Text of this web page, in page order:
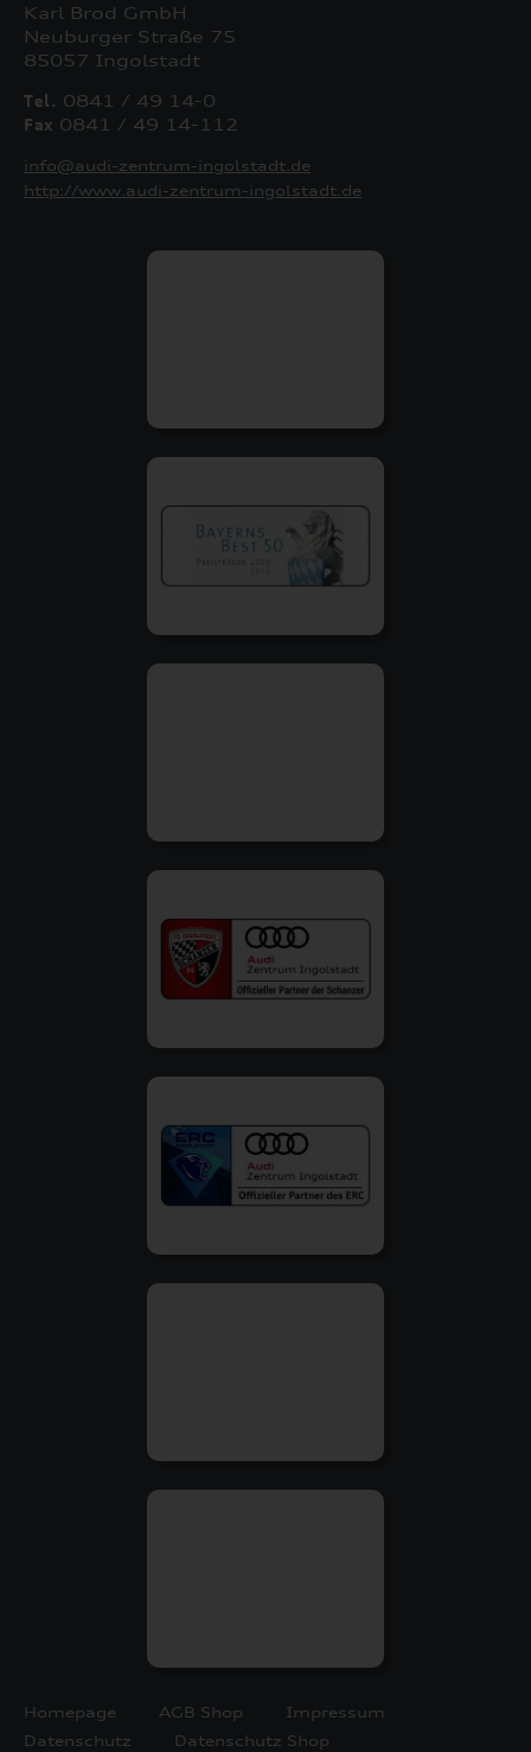
Karl Brod GmbH
Neuburger Straße 75
85057 Ingolstadt
Tel. 0841 / 49 14-0
Fax 0841 / 49 14-112
info@audi-zentrum-ingolstadt.de
http://www.audi-zentrum-ingolstadt.de
Homepage AGB Shop
Impressum
Datenschutz
Datenschutz Shop